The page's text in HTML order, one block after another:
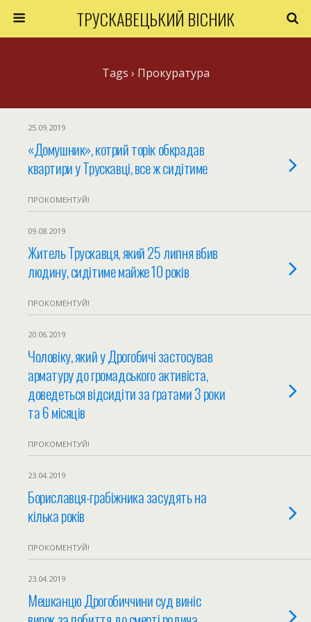
ТРУСКАВЕЦЬКИЙ ВІСНИК
Tags › Прокуратура
25.09.2019
«Домушник», котрий торік обкрадав
квартири у Трускавці, все ж сидітиме
ПРОКОМЕНТУЙ!
09.08.2019
Житель Трускавця, який 25 липня вбив
людину, сидітиме майже 10 років
ПРОКОМЕНТУЙ!
20.06.2019
Чоловіку, який у Дрогобичі застосував
арматуру до громадського активіста,
доведеться відсидіти за ґратами 3 роки
та 6 місяців
ПРОКОМЕНТУЙ!
23.04.2019
Бориславця-грабіжника засудять на
кілька років
ПРОКОМЕНТУЙ!
23.04.2019
Мешканцю Дрогобиччини суд виніс